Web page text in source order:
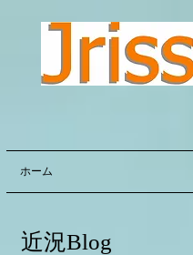
ホーム
近況Blog